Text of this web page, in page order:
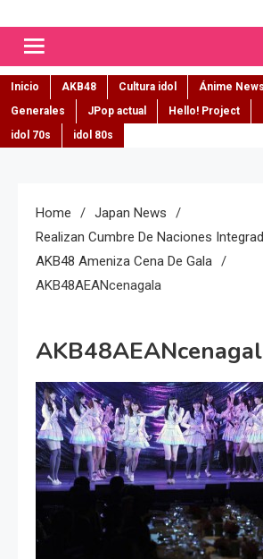
Inicio AKB48 Cultura idol Ánime News
Generales
JPop actual Hello! Project
idol 70s
idol 80s
Home
Japan News
Realizan Cumbre De Naciones
AKB48 Ameniza Cena De Gala
AKB48AEANcenagala